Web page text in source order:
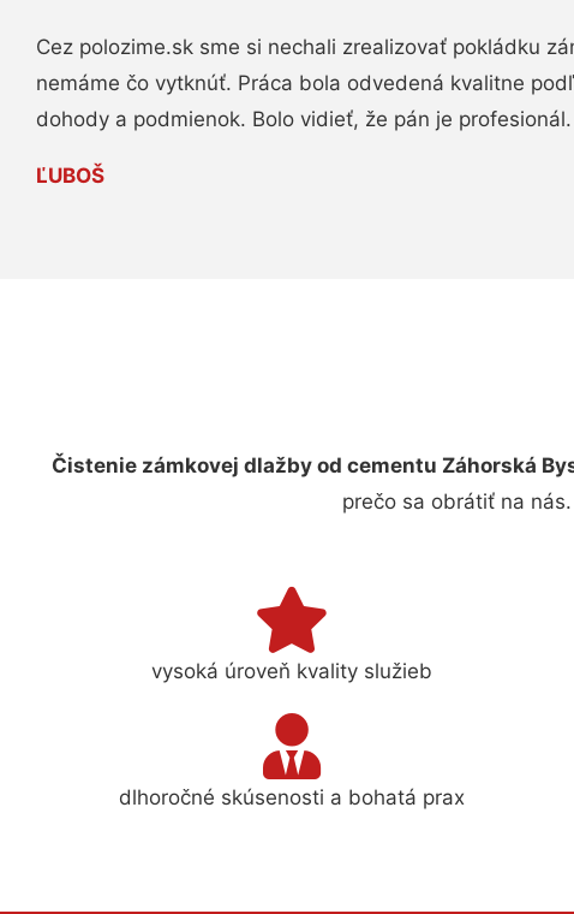
Cez polozime.sk sme si nechali zrealizovať pokládku
nemáme čo vytknúť. Práca bola odvedená kvalitne
dohody a podmienok. Bolo vidieť, že pán je profesionál.
ĽUBOŠ
Čistenie zámkovej dlažby od cementu Záhorská
prečo sa obrátiť na
vysoká úroveň kvality služieb
dlhoročné skúsenosti a bohatá prax